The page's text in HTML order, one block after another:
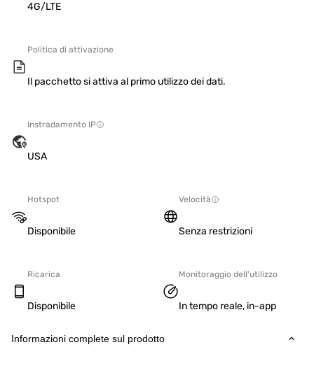
4G/LTE
Politica di attivazione
Il pacchetto si attiva al primo utilizzo dei dati.
Instradamento IP
USA
Hotspot
Disponibile
Velocità
Senza restrizioni
Ricarica
Disponibile
Monitoraggio dell'utilizzo
In tempo reale, in-app
Informazioni complete sul prodotto